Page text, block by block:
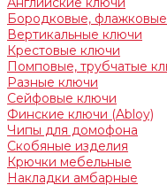
Бородковые,
Вертикальные ключи
Крестовые ключи
Помповые, трубчатые
Разные ключи
Сейфовые ключи
Финские ключи (Abloy)
Чипы для домофона
Скобяные изделия
Крючки мебельные
Накладки амбарные